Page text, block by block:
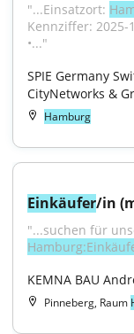
"...Einsatzort:
Kennziffer:
•..."
SPIE Germany
CityNetworks &
Hamburg
Einkäufer/in
KEMNA BAU
Pinneberg, Raum